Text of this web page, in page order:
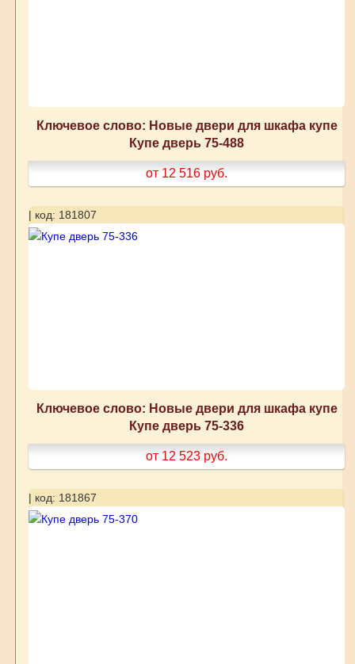
Ключевое слово: Новые двери для шкафа купе
Купе дверь 75-488
от 12 516 руб.
| код: 181807
Ключевое слово: Новые двери для шкафа купе
Купе дверь 75-336
от 12 523 руб.
| код: 181867